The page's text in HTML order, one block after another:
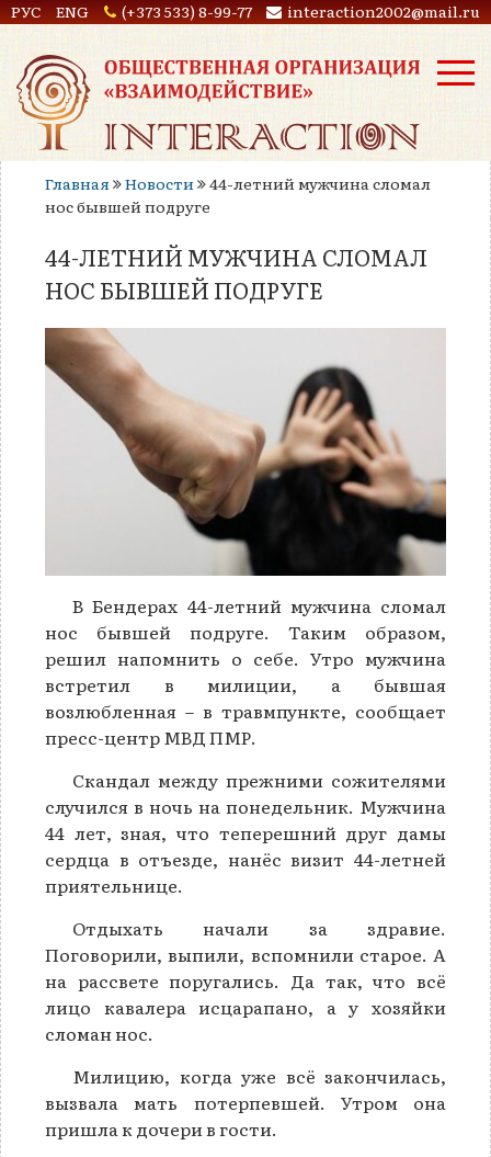
РУС ENG (+373 533) 8-99-77 interaction2002@mail.ru
Главная Новости
44-летний мужчина сломал
нос бывшей подруге
44-ЛЕТНИЙ МУЖЧИНА СЛОМАЛ
НОС БЫВШЕЙ ПОДРУГЕ
В Бендерах 44-летний мужчина сломал
нос бывшей подруге. Таким образом,
решил напомнить о себе. Утро мужчина
встретил в милиции, а бывшая
возлюбленная – в травмпункте, сообщает
пресс-центр МВД ПМР.
Скандал между прежними сожителями
случился в ночь на понедельник. Мужчина
44 лет, зная, что теперешний друг дамы
сердца в отъезде, нанёс визит 44-летней
приятельнице.
Отдыхать начали за здравие.
Поговорили, выпили, вспомнили старое. А
на рассвете поругались. Да так, что всё
лицо кавалера исцарапано, а у хозяйки
сломан нос.
Милицию, когда уже всё закончилась,
вызвала мать потерпевшей. Утром она
пришла к дочери в гости.